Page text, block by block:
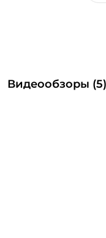
Видеообзоры (5)